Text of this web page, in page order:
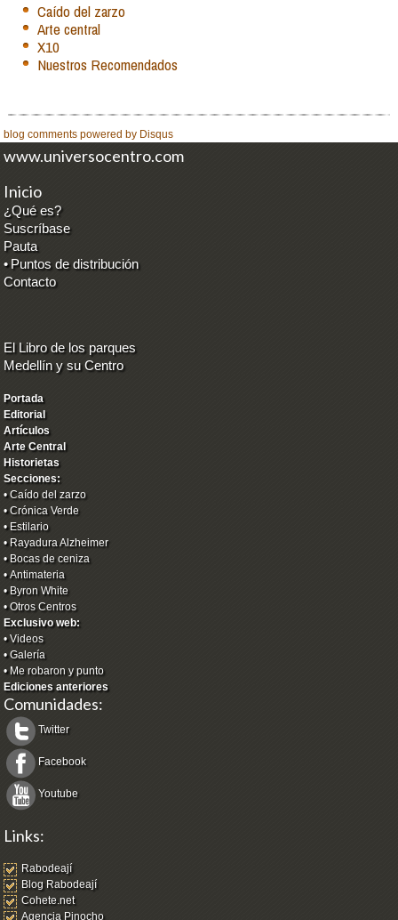
Caído del zarzo
Arte central
X10
Nuestros Recomendados
blog comments powered by Disqus
www.universocentro.com
Inicio
¿Qué es?
Suscríbase
Pauta
• Puntos de distribución
Contacto
El Libro de los parques
Medellín y su Centro
Portada
Editorial
Artículos
Arte Central
Historietas
Secciones:
•Caído del zarzo
•Crónica Verde
• Estilario
• Rayadura Alzheimer
• Bocas de ceniza
•Antimateria
• Byron White
•Otros Centros
Exclusivo web:
•Videos
•Galería
• Me robaron y punto
Ediciones anteriores
Comunidades:
Twitter
Facebook
Youtube
Links:
Rabodeají
Blog Rabodeají
Cohete.net
Agencia Pinocho